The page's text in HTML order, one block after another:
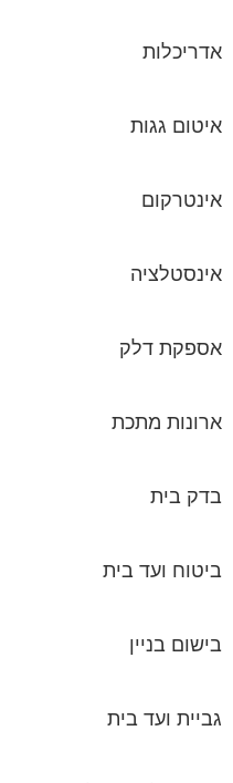
אדריכלות
איטום גגות
אינטרקום
אינסטלציה
אספקת דלק
ארונות מתכת
בדק בית
ביטוח ועד בית
בישום בניין
גביית ועד בית